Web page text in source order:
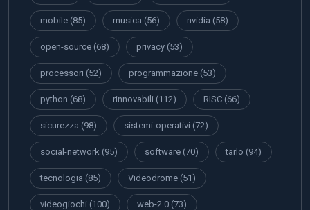
mobile (85) musica (56) nvidia (58)
open-source (68) privacy (53)
processori (52) programmazione (53)
python (68) rinnovabili (112) RISC (66)
sicurezza (98) sistemi-operativi (72)
social-network (95) software (70) tarlo (94)
tecnologia (85) Videodrome (51)
videogiochi (100) web-2.0 (73)